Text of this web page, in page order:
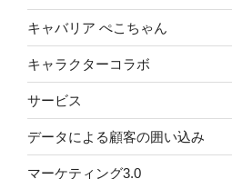
キャバリア ぺこちゃん
キャラクターコラボ
サービス
データによる顧客の囲い込み
マーケティング3.0